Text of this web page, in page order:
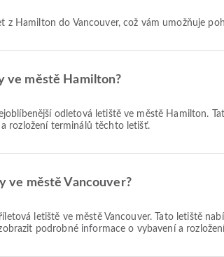
z Hamilton do Vancouver, což vám umožňuje
ve městě Hamilton?
odletová letiště ve městě Hamilton.
rozložení terminálů těchto letišť.
ve městě Vancouver?
letiště ve městě Vancouver. Tato letiště
podrobné informace o vybavení a